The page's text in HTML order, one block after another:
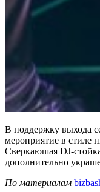
В поддержку выхода
мероприятие в стиле
Сверкаюшая DJ-
дополнительно
По материалам